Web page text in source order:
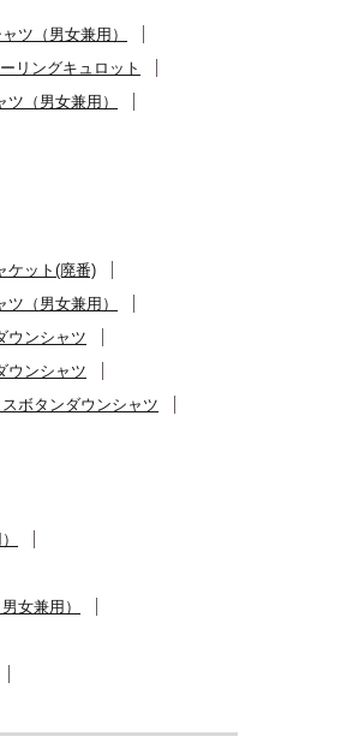
ツ（男女兼用）
リングキュロット
（男女兼用）
ケット(廃番)
（男女兼用）
ウンシャツ
ウンシャツ
ボタンダウンシャツ
女兼用）